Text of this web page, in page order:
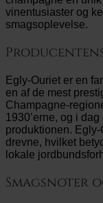
vinentusiaster og
smagsoplevelse.
Egly-Ouriet er en
en af de mest
Champagne-
1930’erne, og i
produktionen.
drevne, hvilket
lokale
Smagsnoter